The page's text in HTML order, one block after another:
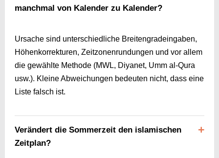
manchmal von Kalender zu Kalender?
Ursache sind unterschiedliche Breitengradeingaben,
Höhenkorrekturen, Zeitzonenrundungen und vor allem
die gewählte Methode (MWL, Diyanet, Umm al-Qura
usw.). Kleine Abweichungen bedeuten nicht, dass eine
Liste falsch ist.
Verändert die Sommerzeit den islamischen
Zeitplan?